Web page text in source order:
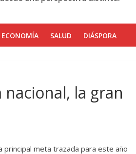
ECONOMÍA SALUD DIÁSPORA
la gran
principal meta trazada para este año